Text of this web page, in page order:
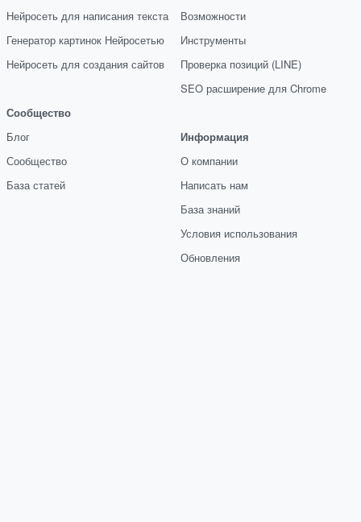
Нейросеть для написания текста
Генератор картинок Нейросетью
Нейросеть для создания сайтов
Сообщество
Блог
Сообщество
База статей
Возможности
Инструменты
Проверка позиций (LINE)
SEO расширение для Chrome
Информация
О компании
Написать нам
База знаний
Условия использования
Обновления